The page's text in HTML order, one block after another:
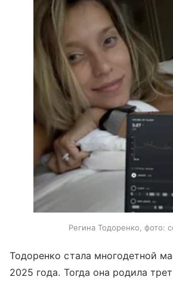
Регина Тодоренко, фото:
Тодоренко стала многодетной
2025 года. Тогда она родила